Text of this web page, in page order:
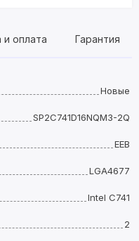
и оплата Гарантия
Новые
SP2C741D16NQM3-2Q
EEB
LGA4677
Intel C741
2